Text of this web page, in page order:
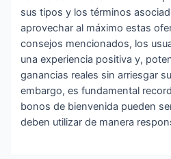
sus tipos y los términos
aprovechar al máximo estas
consejos mencionados, los
una experiencia positiva y,
ganancias reales sin arriesgar
embargo, es fundamental
bonos de bienvenida pueden
deben utilizar de manera